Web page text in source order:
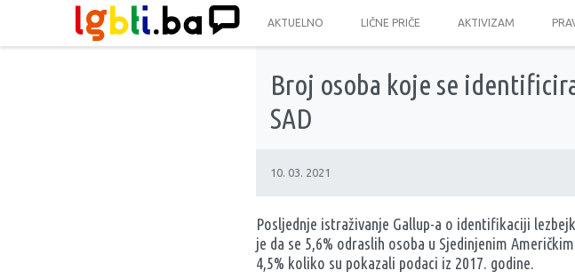
AKTUELNO LIČNE PRIČE AKTIVIZAM
Broj osoba koje se
SAD
10. 03. 2021
Posljednje istraživanje Gallup-a o identifikaciji
je da se 5,6% odraslih osoba u Sjedinjenim
4,5% koliko su pokazali podaci iz 2017. godine.